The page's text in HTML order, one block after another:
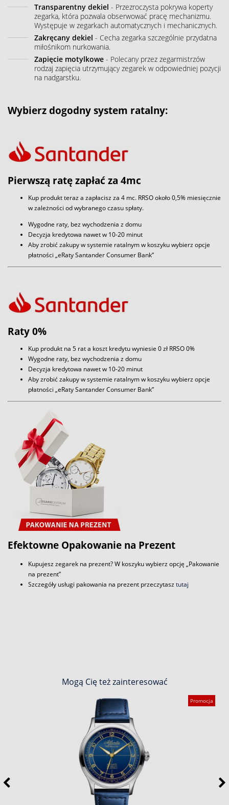
Transparentny dekiel - Przezroczysta pokrywa koperty
zegarka, która pozwala obserwować pracę mechanizmu.
Występuje w zegarkach automatycznych i mechanicznych.
Zakręcany dekiel - Cecha zegarka szczególnie przydatna
miłośnikom nurkowania.
Zapięcie motylkowe - Polecany przez zegarmistrzów
rodzaj zapięcia utrzymujący zegarek w odpowiedniej pozycji
na nadgarstku.
Wybierz dogodny system ratalny:
Pierwszą ratę zapłać za 4mc
Kup produkt teraz a zapłacisz za 4 mc. RRSO około 0,5% miesięcznie
w zależności od wybranego czasu spłaty.
Wygodne raty, bez wychodzenia z domu
Decyzja kredytowa nawet w 10-20 minut
Aby zrobić zakupy w systemie ratalnym w koszyku wybierz opcje
płatności „eRaty Santander Consumer Bank”
Raty 0%
Kup produkt na 5 rat a koszt kredytu wyniesie 0 zł RRSO 0%
Wygodne raty, bez wychodzenia z domu
Decyzja kredytowa nawet w 10-20 minut
Aby zrobić zakupy w systemie ratalnym w koszyku wybierz opcje
płatności „eRaty Santander Consumer Bank”
Efektowne Opakowanie na Prezent
Kupujesz zegarek na prezent? W koszyku wybierz opcję „Pakowanie
na prezent”
Szczegóły usługi pakowania na prezent przeczytasztutaj
Mogą Cię też zainteresować
Promocja